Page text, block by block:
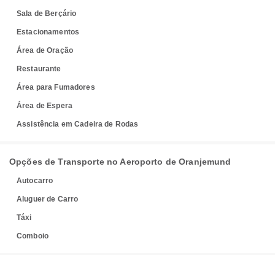
Sala de Berçário
Estacionamentos
Área de Oração
Restaurante
Área para Fumadores
Área de Espera
Assistência em Cadeira de Rodas
Opções de Transporte no Aeroporto de Oranjemund
Autocarro
Aluguer de Carro
Táxi
Comboio